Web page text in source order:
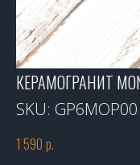
КЕРАМОГРАНИТ
SKU: GP6MOP00
1 590 р.